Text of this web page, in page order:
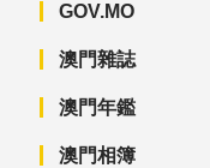
GOV.MO
澳門雜誌
澳門年鑑
澳門相簿